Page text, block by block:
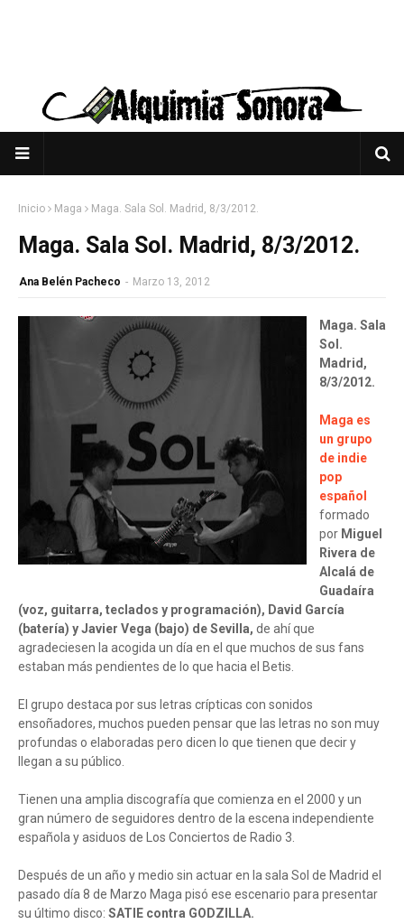
Inicio Maga Maga. Sala Sol. Madrid, 8/3/2012.
Maga. Sala Sol. Madrid, 8/3/2012.
Ana Belén Pacheco - Marzo 13, 2012
Maga. Sala
Sol.
Madrid,
8/3/2012.
Maga es
un grupo
de indie
pop
español
formado
por Miguel
Rivera de
Alcalá de
Guadaíra
(voz, guitarra, teclados y programación), David García
(batería) y Javier Vega (bajo) de Sevilla, de ahí que
agradeciesen la acogida un día en el que muchos de sus fans
estaban más pendientes de lo que hacia el Betis.
El grupo destaca por sus letras crípticas con sonidos
ensoñadores, muchos pueden pensar que las letras no son muy
profundas o elaboradas pero dicen lo que tienen que decir y
llegan a su público.
Tienen una amplia discografía que comienza en el 2000 y un
gran número de seguidores dentro de la escena independiente
española y asiduos de Los Conciertos de Radio 3.
Después de un año y medio sin actuar en la sala Sol de Madrid el
pasado día 8 de Marzo Maga pisó ese escenario para presentar
su último disco: SATIE contra GODZILLA.